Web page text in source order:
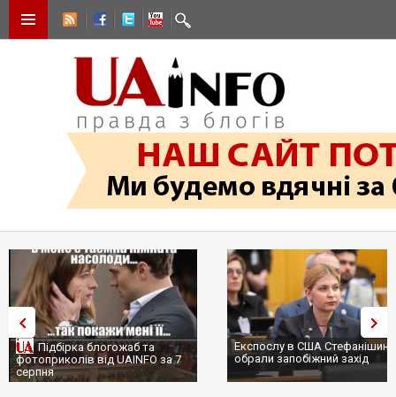
Експослу в США Стефанішиній
обрали запобіжний захід
Трамп не передасть Україні
сотні ракет до Patriot, бо у